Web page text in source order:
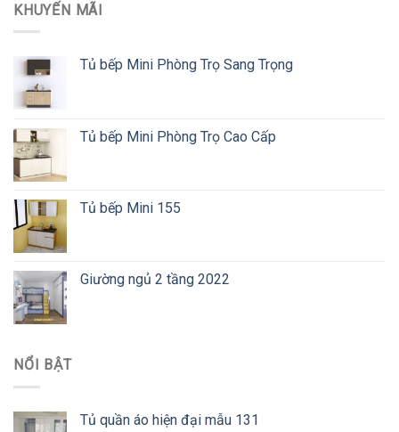
KHUYẾN MÃI
Tủ bếp Mini Phòng Trọ Sang Trọng
Tủ bếp Mini Phòng Trọ Cao Cấp
Tủ bếp Mini 155
Giường ngủ 2 tầng 2022
NỔI BẬT
Tủ quần áo hiện đại mẫu 131